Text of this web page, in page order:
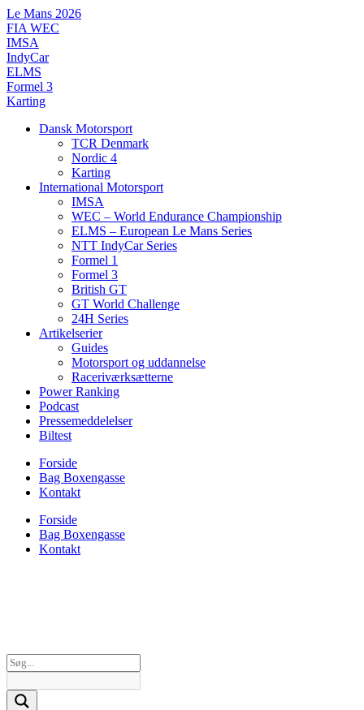
Videre
til
indhold
Le Mans 2026
FIA WEC
IMSA
IndyCar
ELMS
Formel 3
Karting
Dansk Motorsport
TCR Denmark
Nordic 4
Karting
International Motorsport
IMSA
WEC – World Endurance Championship
ELMS – European Le Mans Series
NTT IndyCar Series
Formel 1
Formel 3
British GT
GT World Challenge
24H Series
Artikelserier
Guides
Motorsport og uddannelse
Raceriværksætterne
Power Ranking
Podcast
Pressemeddelelser
Biltest
Forside
Bag Boxengasse
Kontakt
Forside
Bag Boxengasse
Kontakt